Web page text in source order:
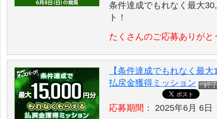
条件達成でもれなく最大
ト！
たくさんのご応募ありがと
【条件達成でもれなく最
払戻金獲得ミッション
応募期間： 2025年6月 6日